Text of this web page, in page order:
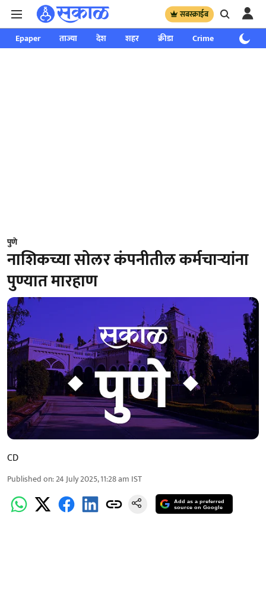
सबस्क्राईब
Epaper ताज्या देश शहर क्रीडा Crime साप्ताहिक
पुणे
नाशिकच्या सोलर कंपनीतील कर्मचाऱ्यांना
पुण्यात मारहाण
CD
Published on:24 July 2025, 11:28 am IST
Add as a preferred
source on Google